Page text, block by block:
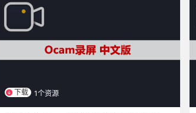
下载 1个资源